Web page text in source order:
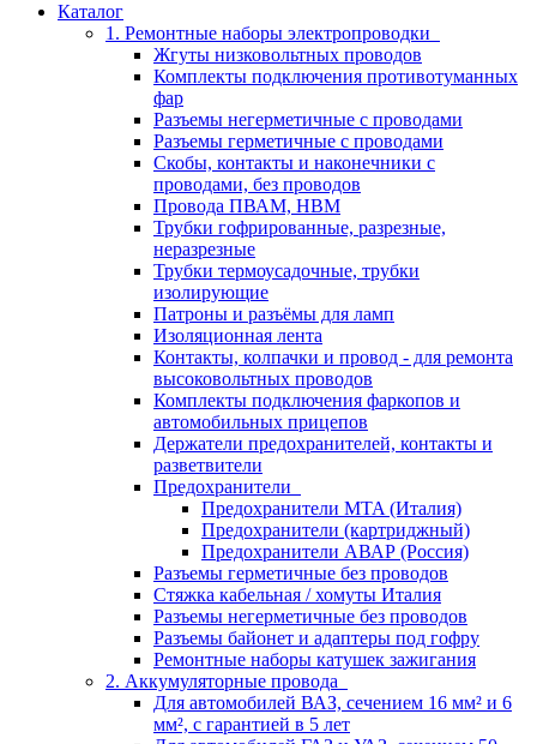
Каталог
1. Ремонтные наборы электропроводки
Жгуты низковольтных проводов
Комплекты подключения противотуманных
фар
Разъемы негерметичные с проводами
Разъемы герметичные с проводами
Скобы, контакты и наконечники с
проводами, без проводов
Провода ПВАМ, НВМ
Трубки гофрированные, разрезные,
неразрезные
Трубки термоусадочные, трубки
изолирующие
Патроны и разъёмы для ламп
Изоляционная лента
Контакты, колпачки и провод - для ремонта
высоковольтных проводов
Комплекты подключения фаркопов и
автомобильных прицепов
Держатели предохранителей, контакты и
разветвители
Предохранители
Предохранители MTA (Италия)
Предохранители (картриджный)
Предохранители АВАР (Россия)
Разъемы герметичные без проводов
Стяжка кабельная / хомуты Италия
Разъемы негерметичные без проводов
Разъемы байонет и адаптеры под гофру
Ремонтные наборы катушек зажигания
2. Аккумуляторные провода
Для автомобилей ВАЗ, сечением 16 мм² и 6
мм², с гарантией в 5 лет